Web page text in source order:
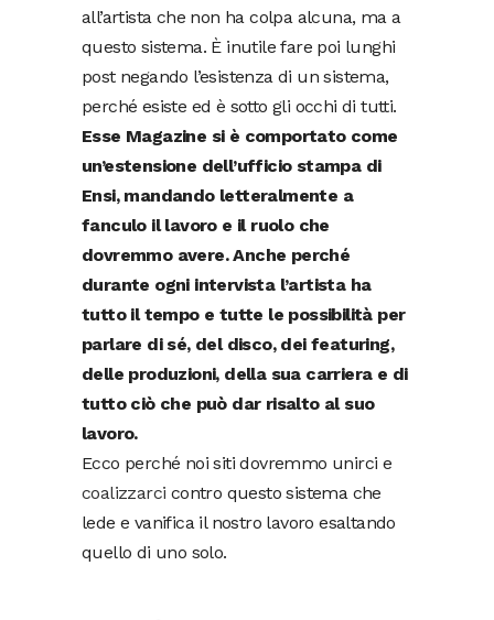
all’artista che non ha colpa alcuna, ma a
questo sistema. È inutile fare poi lunghi
post negando l’esistenza di un sistema,
perché esiste ed è sotto gli occhi di tutti.
Esse Magazine si è comportato come
un’estensione dell’ufficio stampa di
Ensi, mandando letteralmente a
fanculo il lavoro e il ruolo che
dovremmo avere. Anche perché
durante ogni intervista l’artista ha
tutto il tempo e tutte le possibilità per
parlare di sé, del disco, dei featuring,
delle produzioni, della sua carriera e di
tutto ciò che può dar risalto al suo
lavoro.
Ecco perché noi siti dovremmo unirci e
coalizzarci contro questo sistema che
lede e vanifica il nostro lavoro esaltando
quello di uno solo.